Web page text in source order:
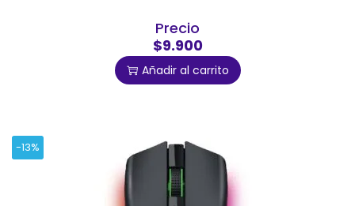
Precio
$9.900
Añadir al carrito
-13%